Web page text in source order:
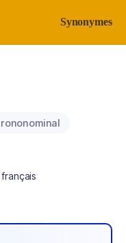
Synonymes